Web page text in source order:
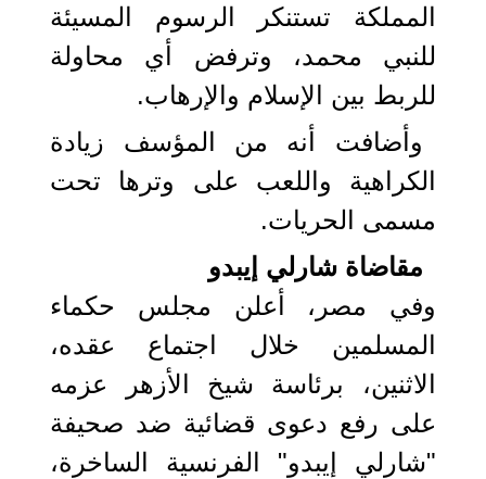
المملكة تستنكر الرسوم المسيئة
للنبي محمد، وترفض أي محاولة
للربط بين الإسلام والإرهاب.
وأضافت أنه من المؤسف زيادة
الكراهية واللعب على وترها تحت
مسمى الحريات.
مقاضاة شارلي إيبدو
وفي مصر، أعلن مجلس حكماء
المسلمين خلال اجتماع عقده،
الاثنين، برئاسة شيخ الأزهر عزمه
على رفع دعوى قضائية ضد صحيفة
"شارلي إيبدو" الفرنسية الساخرة،